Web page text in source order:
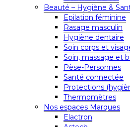
Beauté – Hygiène &
Epilation féminine
Rasage masculin
Hygiène dentaire
Soin corps et
Soin, massage et
Pèse-Personnes
Santé connectée
Protections
Thermomètres
Nos espaces Marques
Elactron